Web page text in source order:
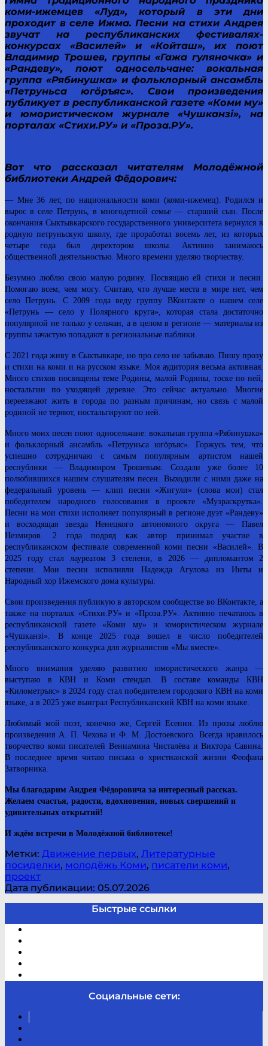
коми-ижемцев «Луд», который в эти дни
проходит в селе Ижма. Песни на стихи Андрея
звучат на республиканских фестивалях-
конкурсах «Василей» и «Койташ», их поют
Владимир Трошев, группы «Гажа гуляночка» и
«Рандеву», поют односельчане: вокальная
группа «Рябинушка» и фольклорный ансамбль
«Петруньса югӧръяс». Свои произведения
публикует в республиканской газете «Коми му»
и юмористическом журнале «Чушканзі», на
порталах «Стихи.РУ» и «Проза.РУ».
Вот что рассказал читателям Молодёжной
библиотеки Андрей Фёдорович:
— Мне 36 лет, по национальности коми (коми-ижемец). Родился и
вырос в селе Петрунь, в многодетной семье — старший сын. После
окончания Сыктывкарского государственного университета вернулся в
родную петруньскую школу, где проработал восемь лет, из которых
четыре года был директором школы. Активно занимаюсь
общественной деятельностью. Много времени уделяю творчеству.
Безумно люблю свою малую родину. Посвящаю ей стихи и песни.
Помогаю всем, чем могу. Считаю, что лучше места в мире нет, чем
село Петрунь. С 2009 года веду группу ВКонтакте о нашем селе
«Петрунь — село у Полярного круга», которая стала достаточно
популярной не только у сельчан, а в целом в регионе — материалы из
группы зачастую попадают в региональные паблики.
С 2021 года живу в Сыктывкаре, но про село не забываю. Пишу прозу
и стихи на коми и на русском языке. Моя аудитория весьма активная.
Много стихов посвящены теме Родины, малой Родины, тоске по ней,
ностальгии по уходящей деревне. Это сейчас актуально. Многие
переезжают жить в города по разным причинам, но связь с малой
родиной не теряют, ностальгируют по ней.
Много моих песен поют односельчане: вокальная группа «Рябинушка»
и фольклорный ансамбль «Петруньса югӧръяс». Горжусь тем, что
успешно сотрудничаю с самым популярным артистом нашей
республики — Владимиром Трошевым. Создали уже более 10
полюбившихся нашим слушателям песен. Выходили с ними даже на
федеральный уровень — клип песни «Жигули» (слова мои) стал
победителем народного голосования в проекте «Музраскрутка».
Песни на мои стихи исполняет популярный в регионе дуэт «Рандеву»
и восходящая звезда Ненецкого автономного округа — Павел
Незмиров. 2 года подряд как автор принимал участие в
республиканском фестивале современной коми песни «Василей». В
2025 году стал лауреатом 3 степени, в 2026 — дипломантом 2
степени. Мои песни исполняли Надежда Агулова из Инты и
Народный хор Ижемского дома культуры.
Свои произведения публикую в авторском сообществе во ВКонтакте, а
также на порталах «Стихи.РУ» и «Проза.РУ». Активно печатаюсь в
республиканской газете «Коми му» и юмористическом журнале
«Чушканзі». В конце 2025 года вошел в число победителей
республиканского конкурса для журналистов «Мы вместе».
Много внимания уделяю развитию юмористического жанра —
выступаю в КВН и Коми стендап. В составе команды КВН
«Километръяс» в 2024 году стал победителем городского КВН на коми
языке, а в 2025 уже выиграл Республиканский КВН на коми языке.
Любимый мой поэт, конечно же, Сергей Есенин. Из прозы люблю
произведения А. П. Чехова и Ф. М. Достоевского. Всегда нравилось
творчество коми писателей Вениамина Чисталёва и Виктора Савина.
В последнее время читаю письма о христианской жизни Феофана
Затворника.
Мы благодарим Андрея Фёдоровича за интересный рассказ.
Желаем счастья, радости, вдохновения, новых свершений и
удивительных открытий!
И ждём встречи в Молодёжной библиотеке!
Метки: Движение первых, Литературные
посиделки, молодёжь Коми, писатели коми,
проект
Дата публикации: 05.07.2026
Быстрые ссылки
Социальные сети: